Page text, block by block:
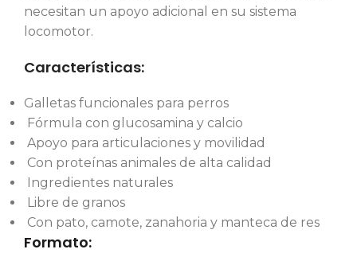
necesitan un apoyo adicional en su sistema
locomotor.
Características:
Galletas funcionales para perros
Fórmula con glucosamina y calcio
Apoyo para articulaciones y movilidad
Con proteínas animales de alta calidad
Ingredientes naturales
Libre de granos
Con pato, camote, zanahoria y manteca de res
Formato: